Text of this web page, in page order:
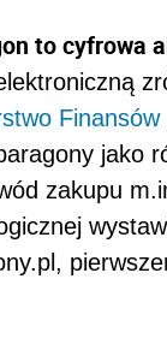
to cyfrowa
Finansów
jako
zakupu